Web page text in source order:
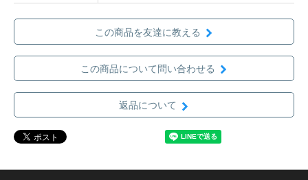
この商品を友達に教える
この商品について問い合わせる
返品について